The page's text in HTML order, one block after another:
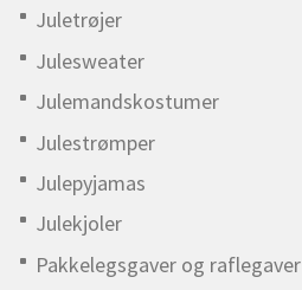
Juletrøjer
Julesweater
Julemandskostumer
Julestrømper
Julepyjamas
Julekjoler
Pakkelegsgaver og raflegaver